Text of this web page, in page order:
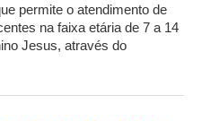
permite o atendimento de
na faixa etária de 7 a 14
Jesus, através do